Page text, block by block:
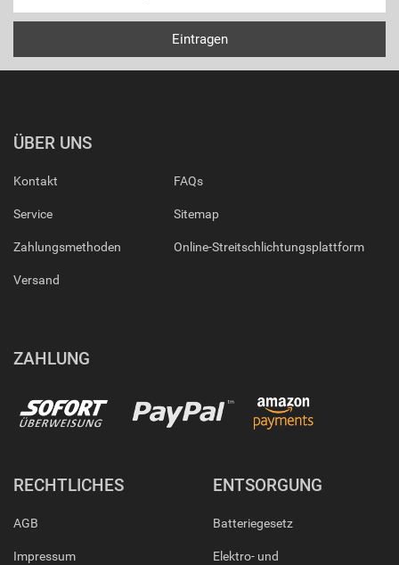
ÜBER UNS
Kontakt
Service
Zahlungsmethoden
Versand
FAQs
Sitemap
Online-Streitschlichtungsplattform
ZAHLUNG
RECHTLICHES
AGB
Impressum
ENTSORGUNG
Batteriegesetz
Elektro- und